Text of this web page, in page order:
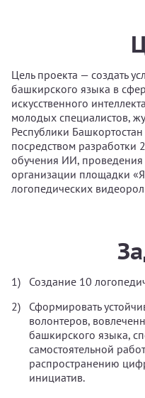
Цель проекта — создать
башкирского языка в
искусственного
молодых специалистов,
Республики
посредством разработки
обучения ИИ,
организации площадки
логопедических
Создание 10
Сформировать
волонтеров,
башкирского языка,
самостоятельной
распространению
инициатив.